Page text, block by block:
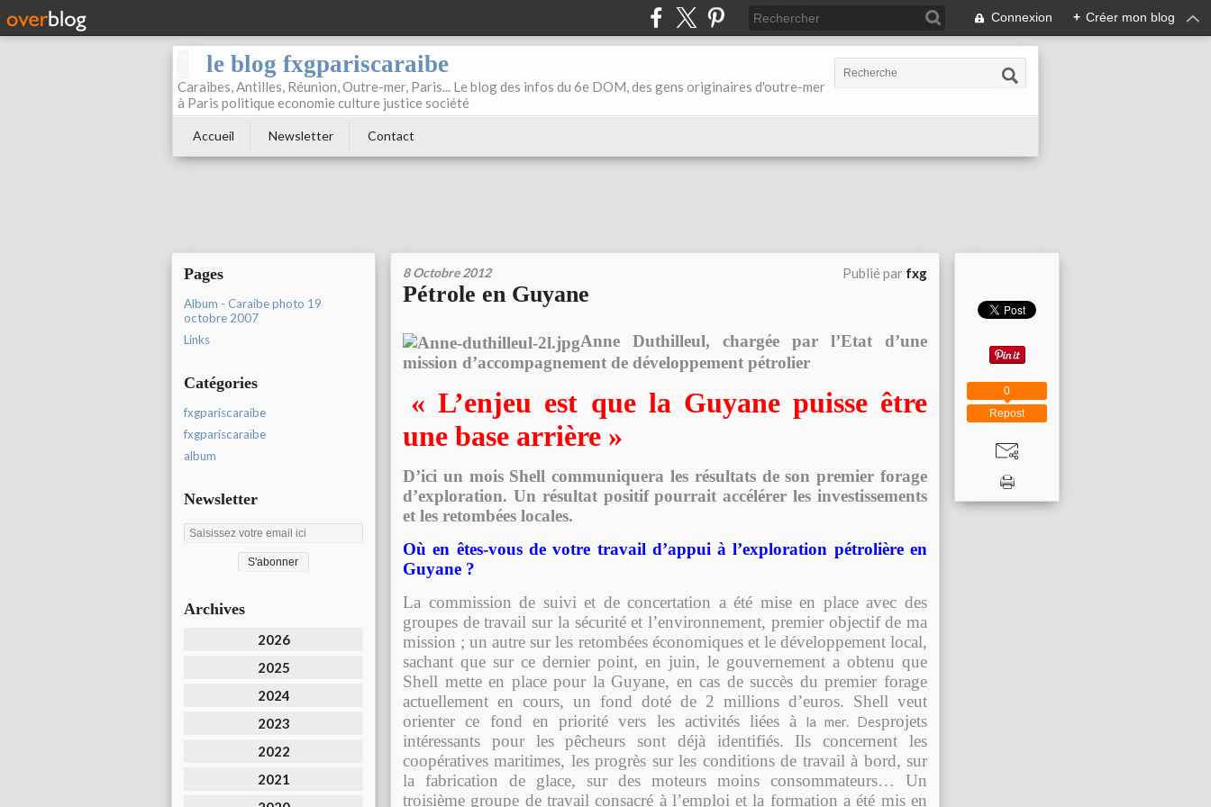
Connexion + Créer mon blog
le blog fxgpariscaraibe
Caraibes, Antilles, Réunion, Outre-mer, Paris... Le blog des infos du 6e DOM, des gens originaires d'outre-mer
à Paris politique economie culture justice société
Accueil Newsletter Contact
Pages
Album - Caraibe photo 19
octobre 2007
Links
Catégories
fxgpariscaraibe
fxgpariscaraïbe
album
Newsletter
Archives
2026
2025
2024
2023
2022
2021
8 Octobre 2012 Publié par fxg
Pétrole en Guyane
Anne Duthilleul, chargée par l’Etat d’une
mission d’accompagnement de développement pétrolier
« L’enjeu est que la Guyane puisse être
une base arrière »
D’ici un mois Shell communiquera les résultats de son premier forage
d’exploration. Un résultat positif pourrait accélérer les investissements
et les retombées locales.
Où en êtes-vous de votre travail d’appui à l’exploration pétrolière en
Guyane ?
La commission de suivi et de concertation a été mise en place avec des
groupes de travail sur la sécurité et l’environnement, premier objectif de ma
mission ; un autre sur les retombées économiques et le développement local,
sachant que sur ce dernier point, en juin, le gouvernement a obtenu que
Shell mette en place pour la Guyane, en cas de succès du premier forage
actuellement en cours, un fond doté de 2 millions d’euros. Shell veut
orienter ce fond en priorité vers les activités liées à la mer. Desprojets
intéressants pour les pêcheurs sont déjà identifiés. Ils concernent les
coopératives maritimes, les progrès sur les conditions de travail à bord, sur
la fabrication de glace, sur des moteurs moins consommateurs… Un
troisième groupe de travail consacré à l’emploi et la formation a été mis en
Repost
0